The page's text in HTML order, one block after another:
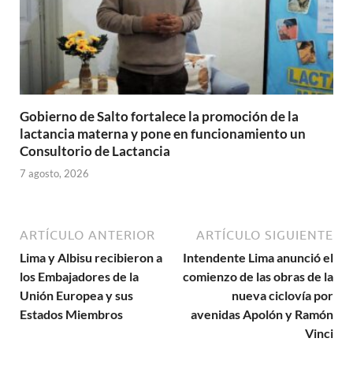
Gobierno de Salto fortalece la promoción de la
lactancia materna y pone en funcionamiento un
Consultorio de Lactancia
7 agosto, 2026
ARTÍCULO ANTERIOR
Lima y Albisu recibieron a
los Embajadores de la
Unión Europea y sus
Estados Miembros
ARTÍCULO SIGUIENTE
Intendente Lima anunció el
comienzo de las obras de la
nueva ciclovía por
avenidas Apolón y Ramón
Vinci